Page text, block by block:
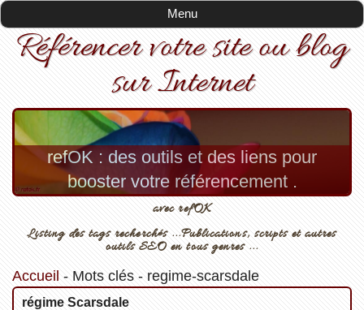
Menu
Référencer votre site ou blog
sur Internet
refOK : des outils et des liens pour
booster votre référencement .
avec refOK
Listing des tags recherchés ...Publications, scripts et autres
outils SEO en tous genres ...
Accueil - Mots clés- regime-scarsdale
régime Scarsdale